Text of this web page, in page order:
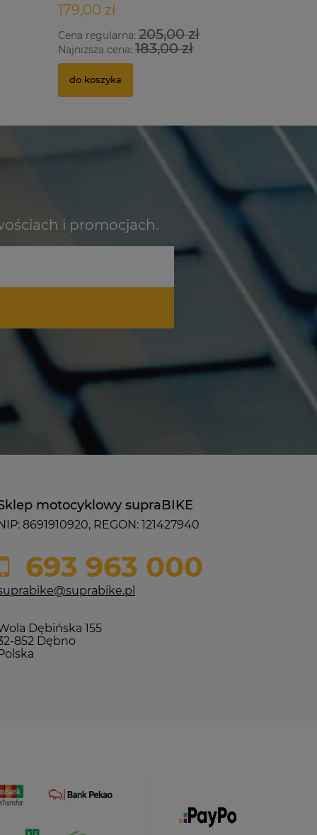
179,00 zł
Cena regularna: 205,00 zł
Najniższa cena: 183,00 zł
do koszyka
i promocjach.
motocyklowy supraBIKE
8691910920, REGON: 121427940
693 963 000
Dębińska 155
852 Dębno